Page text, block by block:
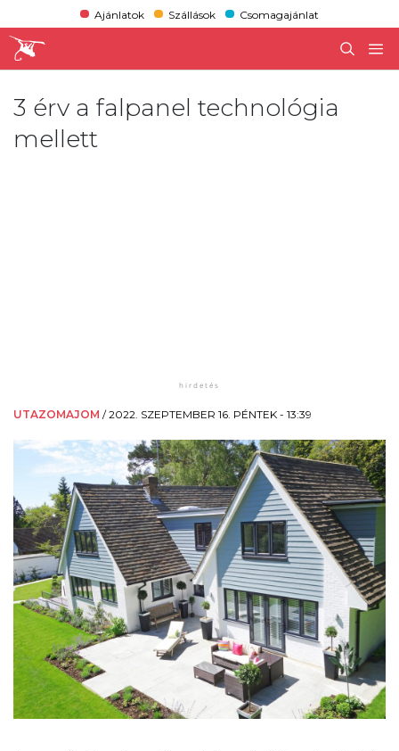
Ajánlatok Szállások Csomagajánlat
3 érv a falpanel technológia
mellett
UTAZOMAJOM /2022. SZEPTEMBER 16. PÉNTEK - 13:39